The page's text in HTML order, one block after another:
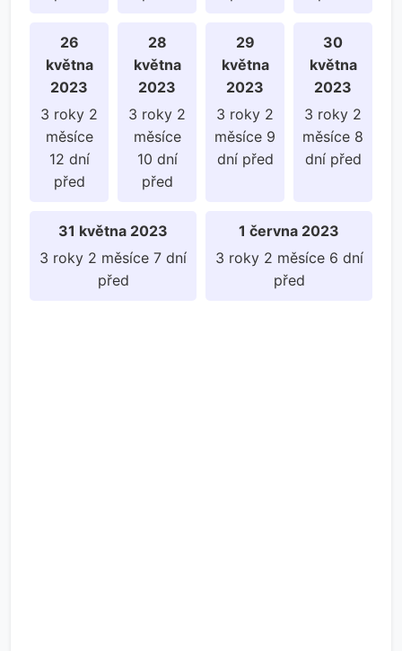
26
května
2023
3 roky 2
měsíce
12 dní
před
28
května
2023
3 roky 2
měsíce
10 dní
před
29
května
2023
3 roky 2
měsíce 9
dní před
30
května
2023
3 roky 2
měsíce 8
dní před
31 května 2023
3 roky 2 měsíce 7 dní
před
1 června 2023
3 roky 2 měsíce 6 dní
před